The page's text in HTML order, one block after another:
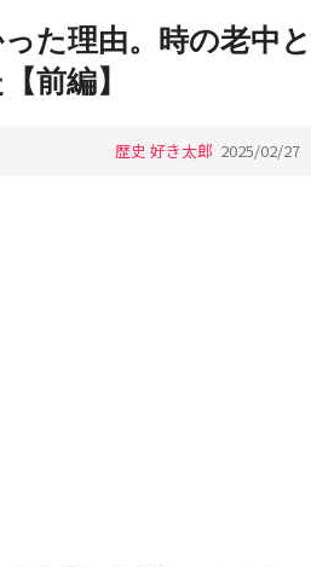
た理由。時の老中と
前編】
歴史 好き太郎 2025/02/27